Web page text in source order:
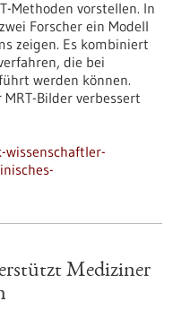
Methoden vorstellen. In
Forscher ein Modell
zeigen. Es kombiniert
die bei
werden können.
Bilder verbessert
Mediziner